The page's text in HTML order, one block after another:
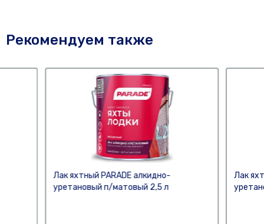
Рекомендуем также
Лак яхтный PARADE алкидно-
уретановый п/матовый 2,5 л
Лак